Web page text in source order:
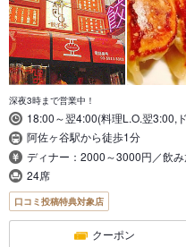
深夜3時まで営業中！
18:00～翌4:00(料理L.O.翌3:00,
阿佐ヶ谷駅から徒歩1分
ディナー：2000～3000円／飲
24席
口コミ投稿特典対象店
クーポン